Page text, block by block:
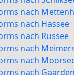
nach
nach Hassee
nach Russee
nach
nach
nach